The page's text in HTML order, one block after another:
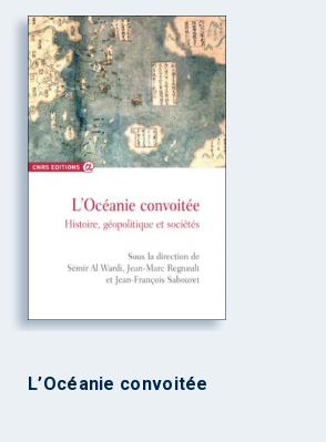
L’Océanie convoitée